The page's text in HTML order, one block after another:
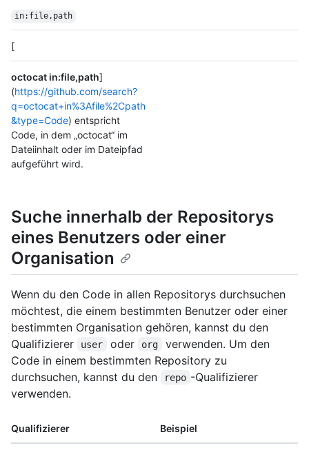
in:file,path
[
octocat in:file,path]
(https://github.com/search?
q=octocat+in%3Afile%2Cpath
&type=Code) entspricht
Code, in dem „octocat“ im
Dateiinhalt oder im Dateipfad
aufgeführt wird.
Suche innerhalb der Repositorys
eines Benutzers oder einer
Organisation
Wenn du den Code in allen Repositorys durchsuchen
möchtest, die einem bestimmten Benutzer oder einer
bestimmten Organisation gehören, kannst du den
Qualifizierer
user oder org
verwenden. Um den
Code in einem bestimmten Repository zu
durchsuchen, kannst du den
repo -Qualifizierer
verwenden.
Qualifizierer Beispiel